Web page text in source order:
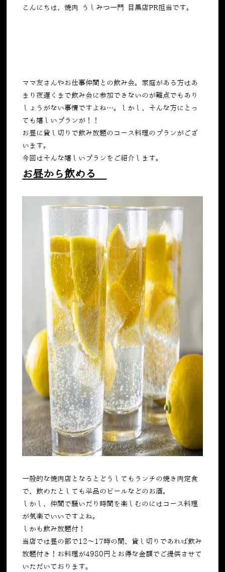
こんにちは、焼肉 うしみつ一門 目黒店PR担当です。
ママ友さんやお仕事仲間との飲み会。家庭がある方はあ
まり夜遅くまで飲み会に参加できないのが難点でもあり
しょうがない事情ですよね…。しかし、そんな方にとっ
ても嬉しいプランが！！
お昼に貸し切りで飲み放題のコース料理のプランがござ
います。
今回はそんな嬉しいプランをご紹介します。
お昼から飲める‼
一般的な焼肉店となるとどうしてもランチの焼き肉定食
で、飲めたとしても単品のビールなどのお酒。
しかし、仲間で騒いだり時間を楽しむのにはコース料理
が気楽でいいですよね。
しかも飲み放題付！
当店では昼の部で12〜17時の間、貸し切りであれば飲み
放題付き！お料理が4980円とお得な金額でご提供させて
いただいております。